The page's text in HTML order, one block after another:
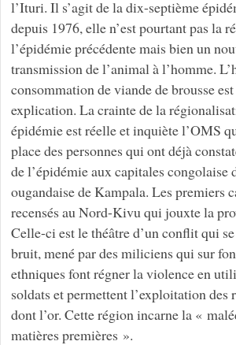
l’Ituri. Il s’agit de la dix-septième
depuis 1976, elle n’est pourtant pas la
l’épidémie précédente mais bien un
transmission de l’animal à l’homme.
consommation de viande de brousse
explication. La crainte de la
épidémie est réelle et inquiète l’OMS
place des personnes qui ont déjà
de l’épidémie aux capitales congolaise
ougandaise de Kampala. Les premiers
recensés au Nord-Kivu qui jouxte la
Celle-ci est le théâtre d’un conflit qui
bruit, mené par des miliciens qui sur
ethniques font régner la violence en
soldats et permettent l’exploitation des
dont l’or. Cette région incarne la «
matières premières ».